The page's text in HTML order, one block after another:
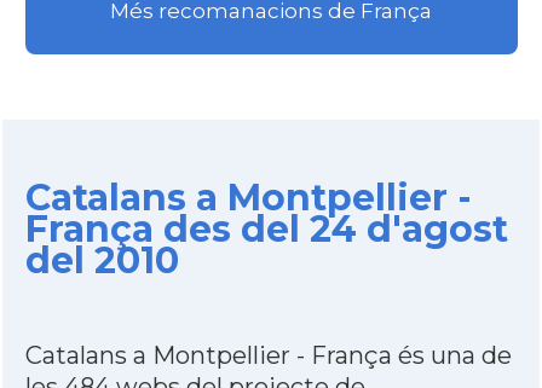
Més recomanacions de França
Catalans a Montpellier -
França des del 24 d'agost
del 2010
Catalans a Montpellier - França és una de